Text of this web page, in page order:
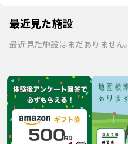
最近見た施設
最近見た施設はまだありません。